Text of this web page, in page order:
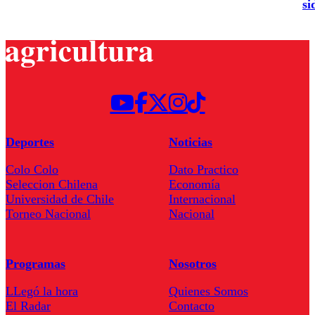
Deportes
Colo Colo
Seleccion Chilena
Universidad de Chile
Torneo Nacional
Noticias
Dato Practico
Economía
Internacional
Nacional
Programas
LLegó la hora
El Radar
Nosotros
Quienes Somos
Contacto